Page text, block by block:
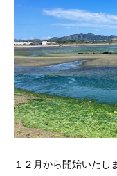
１２月から開始いたし